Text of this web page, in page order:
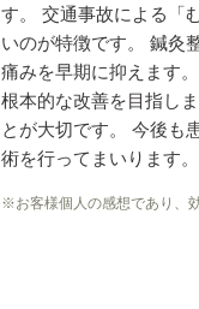
す。 交通事故による「
いのが特徴です。 鍼灸
痛みを早期に抑えます
根本的な改善を目指し
とが大切です。 今後も
術を行ってまいります。
※お客様個人の感想であり、